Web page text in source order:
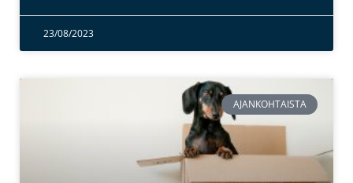
23/08/2023
AJANKOHTAISTA